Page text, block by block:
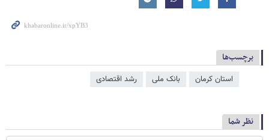
برچسب‌ها
استان کرمان بانک ملی رشد اقتصادی
نظر شما